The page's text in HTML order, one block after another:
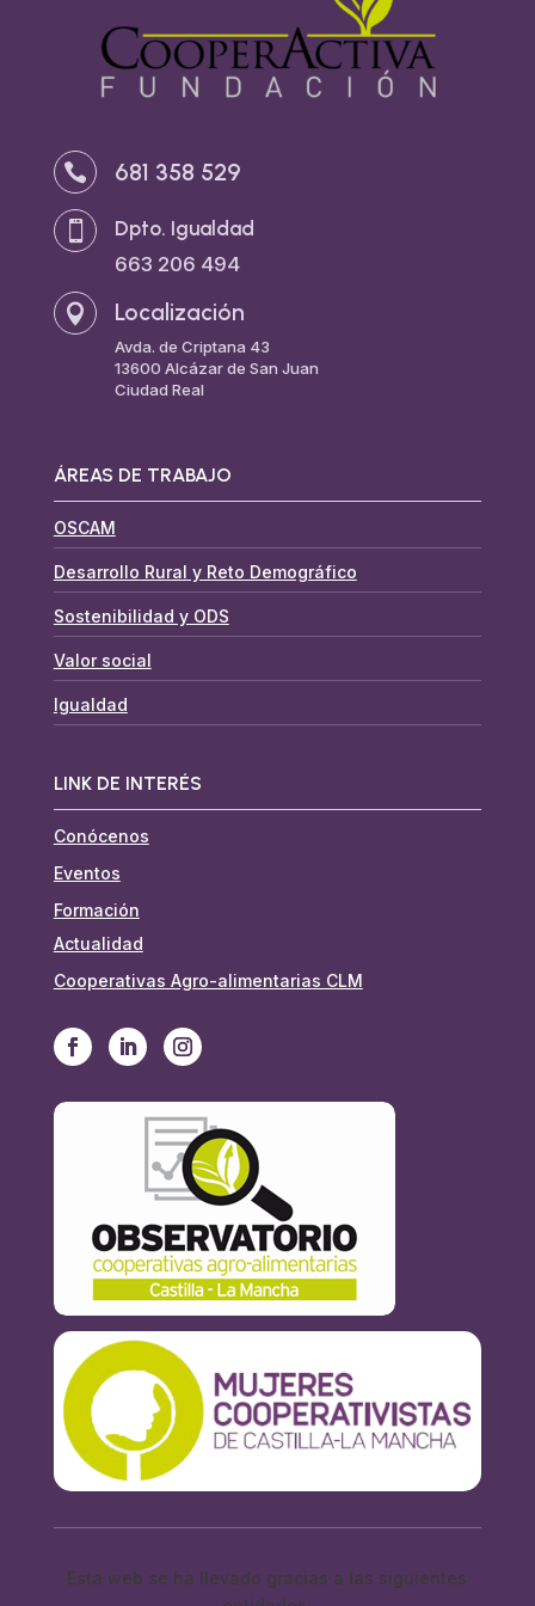
 681 358 529

Dpto. Igualdad
663 206 494
 Localización
Avda. de Criptana 43
13600 Alcázar de San Juan
Ciudad Real
ÁREAS DE TRABAJO
OSCAM
Desarrollo Rural y Reto Demográfico
Sostenibilidad y ODS
Valor social
Igualdad
LINK DE INTERÉS
Conócenos
Eventos
Formación
Actualidad
Cooperativas Agro-alimentarias CLM
Esta web se ha llevado gracias a las siguientes